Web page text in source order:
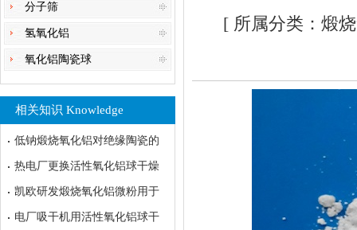
分子筛
氢氧化铝
氧化铝陶瓷球
相关知识 Knowledge
低钠煅烧氧化铝对绝缘陶瓷的
热电厂更换活性氧化铝球干燥
凯欧研发煅烧氧化铝微粉用于
电厂吸干机用活性氧化铝球干
[ 所属分类：煅